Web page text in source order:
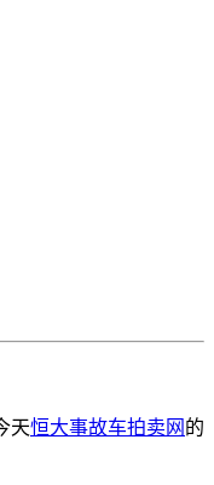
天恒大事故车拍卖网 的